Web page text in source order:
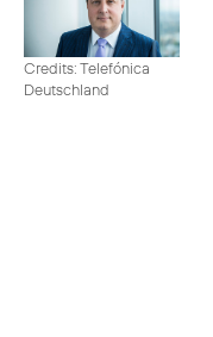
Credits: Telefónica
Deutschland